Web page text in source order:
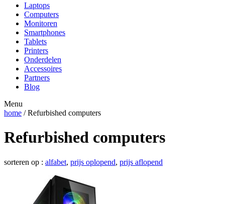
Laptops
Computers
Monitoren
Smartphones
Tablets
Printers
Onderdelen
Accessoires
Partners
Blog
Menu
home / Refurbished computers
Refurbished computers
sorteren op : alfabet, prijs oplopend, prijs aflopend